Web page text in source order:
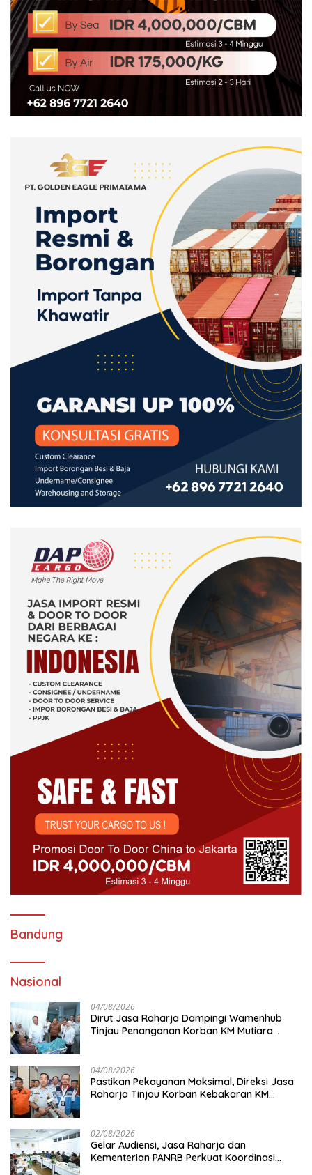
Bandung
Nasional
04/08/2026
Dirut Jasa Raharja Dampingi Wamenhub
Tinjau Penanganan Korban KM Mutiara
04/08/2026
Pastikan Pekayanan Maksimal, Direksi Jasa
Raharja Tinjau Korban Kebakaran KM
02/08/2026
Gelar Audiensi, Jasa Raharja dan
Kementerian PANRB Perkuat Koordinasi